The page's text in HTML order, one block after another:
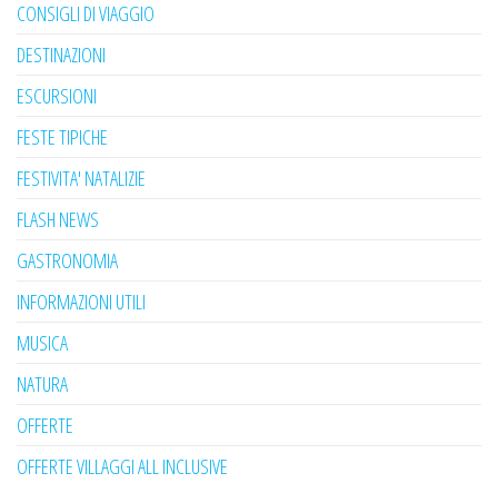
CONSIGLI DI VIAGGIO
DESTINAZIONI
ESCURSIONI
FESTE TIPICHE
FESTIVITA' NATALIZIE
FLASH NEWS
GASTRONOMIA
INFORMAZIONI UTILI
MUSICA
NATURA
OFFERTE
OFFERTE VILLAGGI ALL INCLUSIVE